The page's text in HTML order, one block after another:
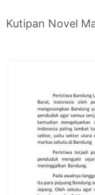
Kutipan Novel